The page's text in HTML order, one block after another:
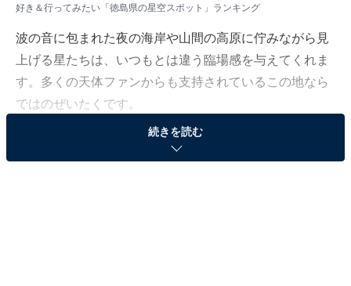
好き＆行ってみたい「徳島県の星空スポット」ランキング
波の音に包まれた夜の海岸や山間の高原に佇みながら見
上げる星たちは、いつもとは違う臨場感を与えてくれま
す。多くの天体ファンからも支持されているこの地なら
ではのぜいたくです。
All About ニュース編集部は8月13～15日の期間、全国10
続きを読む